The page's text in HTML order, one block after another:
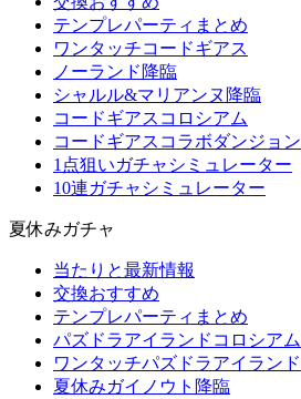
テンプレパーティまとめ
ワンタッチコードギアス
ノーランド降臨
シャルル&マリアンヌ降臨
コードギアスコロシアム
コードギアスコラボダンジョン
1点狙いガチャシミュレーター
10連ガチャシミュレーター
夏休みガチャ
当たりと最新情報
交換おすすめ
テンプレパーティまとめ
パズドラアイランドコロシアム
ワンタッチパズドラアイランド
夏休みガイノウト降臨